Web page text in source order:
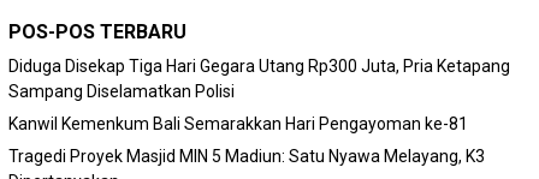
POS-POS TERBARU
Diduga Disekap Tiga Hari Gegara Utang Rp300 Juta, Pria Ketapang
Sampang Diselamatkan Polisi
Kanwil Kemenkum Bali Semarakkan Hari Pengayoman ke-81
Tragedi Proyek Masjid MIN 5 Madiun: Satu Nyawa Melayang, K3